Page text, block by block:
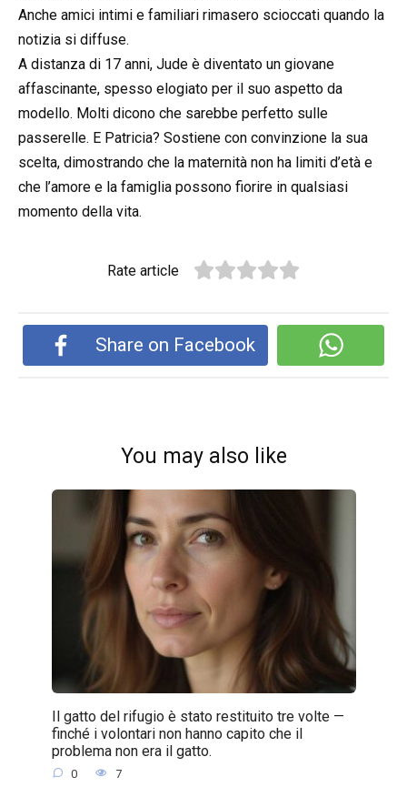
Anche amici intimi e familiari rimasero scioccati quando la
notizia si diffuse.
A distanza di 17 anni, Jude è diventato un giovane
affascinante, spesso elogiato per il suo aspetto da
modello. Molti dicono che sarebbe perfetto sulle
passerelle. E Patricia? Sostiene con convinzione la sua
scelta, dimostrando che la maternità non ha limiti d’età e
che l’amore e la famiglia possono fiorire in qualsiasi
momento della vita.
Rate article
Share on Facebook
You may also like
Il gatto del rifugio è stato restituito tre volte —
finché i volontari non hanno capito che il
problema non era il gatto.
0 7